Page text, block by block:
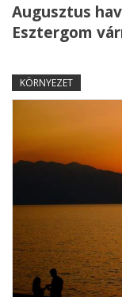
Augusztus
Esztergom
KÖRNYEZET